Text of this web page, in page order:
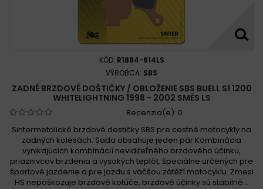
KÓD: R1884-614LS
VÝROBCA: SBS
ZADNÉ BRZDOVÉ DOŠTIČKY / OBLOŽENIE SBS BUELL S1 1200
WHITELIGHTNING 1998 - 2002 SMĚS LS
Recenzia(e): 0
Sintermetalické brzdové destičky SBS pre cestné motocykly na
zadných kolesách. Sada obsahuje jeden pár Kombinácia
vynikajúcich kombinácií neviditeľného brzdového účinku,
priaznivcov brzdenia a vysokých teplôt, špeciálne určených pre
športové jazdenie a pre jazdu s väčšou zátěží motocyklu. Zmesi
HS nepoškozuje brzdové kotúče, brzdové účinky sú stabilné...